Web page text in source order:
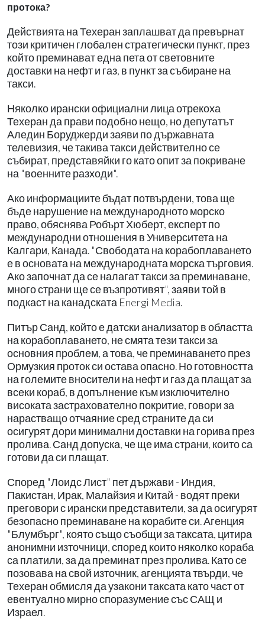
протока?
Действията на Техеран заплашват да превърнат
този критичен глобален стратегически пункт, през
който преминават една пета от световните
доставки на нефт и газ, в пункт за събиране на
такси.
Няколко ирански официални лица отрекоха
Техеран да прави подобно нещо, но депутатът
Аледин Боруджерди заяви по държавната
телевизия, че такива такси действително се
събират, представяйки го като опит за покриване
на "военните разходи".
Ако информациите бъдат потвърдени, това ще
бъде нарушение на международното морско
право, обяснява Робърт Хюберт, експерт по
международни отношения в Университета на
Калгари, Канада. "Свободата на корабоплаването
е в основата на международната морска търговия.
Ако започнат да се налагат такси за преминаване,
много страни ще се възпротивят", заяви той в
подкаст на канадската Energi Media.
Питър Санд, който е датски анализатор в областта
на корабоплаването, не смята тези такси за
основния проблем, а това, че преминаването през
Ормузкия проток си остава опасно. Но готовността
на големите вносители на нефт и газ да плащат за
всеки кораб, в допълнение към изключително
високата застрахователно покритие, говори за
нарастващо отчаяние сред страните да си
осигурят дори минимални доставки на горива през
пролива. Санд допуска, че ще има страни, които са
готови да си плащат.
Според "Лоидс Лист" пет държави - Индия,
Пакистан, Ирак, Малайзия и Китай - водят преки
преговори с ирански представители, за да осигурят
безопасно преминаване на корабите си. Агенция
"Блумбърг", която също съобщи за таксата, цитира
анонимни източници, според които няколко кораба
са платили, за да преминат през пролива. Като се
позовава на свой източник, агенцията твърди, че
Техеран обмисля да узакони таксата като част от
евентуално мирно споразумение със САЩ и
Израел.